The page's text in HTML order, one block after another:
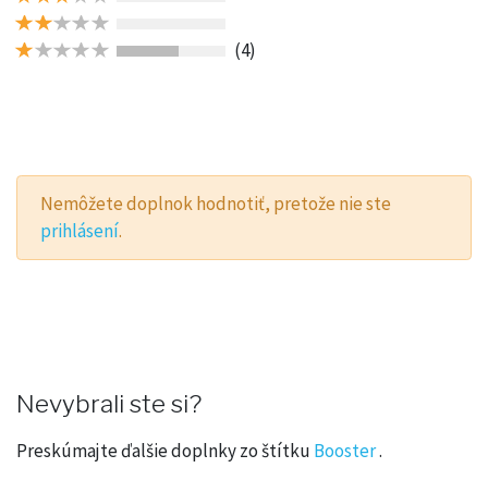
(4)
Nemôžete doplnok hodnotiť, pretože nie ste
prihlásení.
Nevybrali ste si?
Preskúmajte ďalšie doplnky zo štítku Booster.